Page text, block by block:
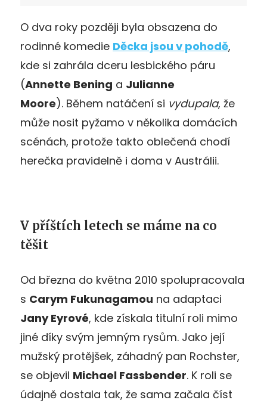
O dva roky později byla obsazena do
rodinné komedie Děcka jsou v pohodě,
kde si zahrála dceru lesbického páru
(Annette Bening a Julianne
Moore). Během natáčení si vydupala, že
může nosit pyžamo v několika domácích
scénách, protože takto oblečená chodí
herečka pravidelně i doma v Austrálii.
V příštích letech se máme na co
těšit
Od března do května 2010 spolupracovala
s Carym Fukunagamou na adaptaci
Jany Eyrové, kde získala titulní roli mimo
jiné díky svým jemným rysům. Jako její
mužský protějšek, záhadný pan Rochster,
se objevil Michael Fassbender. K roli se
údajně dostala tak, že sama začala číst